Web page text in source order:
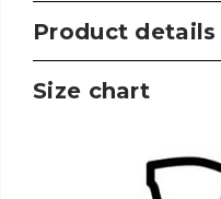
Product details
Size chart